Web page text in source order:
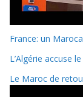
France: un
L’Algérie accuse
Le Maroc de